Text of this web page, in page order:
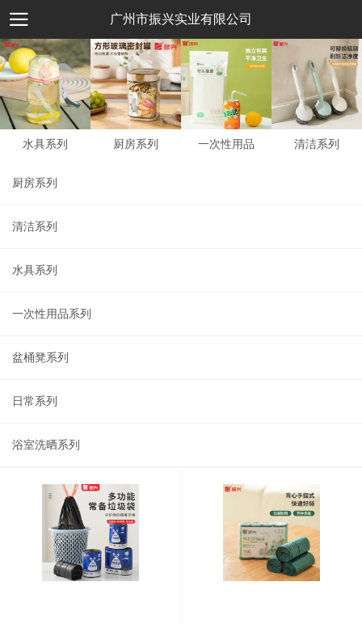
广州市振兴实业有限公司
水具系列 厨房系列 一次性用品 清洁系列
厨房系列
清洁系列
水具系列
一次性用品系列
盆桶凳系列
日常系列
浴室洗晒系列